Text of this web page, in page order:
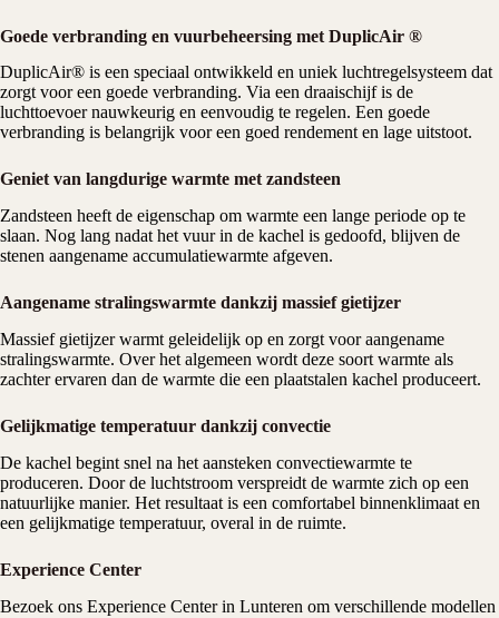
Goede verbranding en vuurbeheersing met DuplicAir ®
DuplicAir® is een speciaal ontwikkeld en uniek luchtregelsysteem dat
zorgt voor een goede verbranding. Via een draaischijf is de
luchttoevoer nauwkeurig en eenvoudig te regelen. Een goede
verbranding is belangrijk voor een goed rendement en lage uitstoot.
Geniet van langdurige warmte met zandsteen
Zandsteen heeft de eigenschap om warmte een lange periode op te
slaan. Nog lang nadat het vuur in de kachel is gedoofd, blijven de
stenen aangename accumulatiewarmte afgeven.
Aangename stralingswarmte dankzij massief gietijzer
Massief gietijzer warmt geleidelijk op en zorgt voor aangename
stralingswarmte. Over het algemeen wordt deze soort warmte als
zachter ervaren dan de warmte die een plaatstalen kachel produceert.
Gelijkmatige temperatuur dankzij convectie
De kachel begint snel na het aansteken convectiewarmte te
produceren. Door de luchtstroom verspreidt de warmte zich op een
natuurlijke manier. Het resultaat is een comfortabel binnenklimaat en
een gelijkmatige temperatuur, overal in de ruimte.
Experience Center
Bezoek ons Experience Centerin Lunteren om verschillende modellen